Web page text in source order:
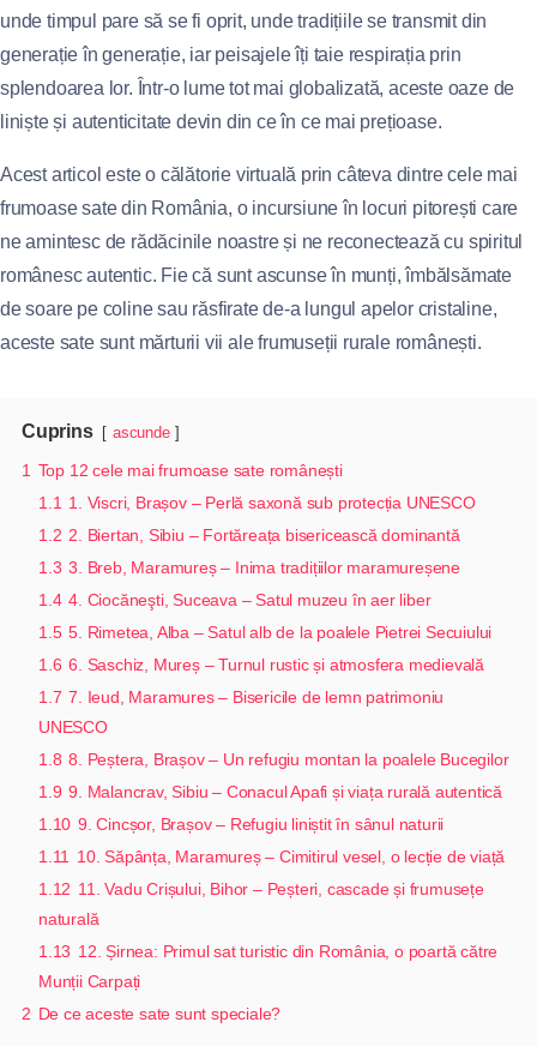
unde timpul pare să se fi oprit, unde tradițiile se transmit din
generație în generație, iar peisajele îți taie respirația prin
splendoarea lor. Într-o lume tot mai globalizată, aceste oaze de
liniște și autenticitate devin din ce în ce mai prețioase.
Acest articol este o călătorie virtuală prin câteva dintre cele mai
frumoase sate din România, o incursiune în locuri pitorești care
ne amintesc de rădăcinile noastre și ne reconectează cu spiritul
românesc autentic. Fie că sunt ascunse în munți, îmbălsămate
de soare pe coline sau răsfirate de-a lungul apelor cristaline,
aceste sate sunt mărturii vii ale frumuseții rurale românești.
Cuprins ascunde
1 Top 12 cele mai frumoase sate românești
1.1 1. Viscri, Brașov – Perlă saxonă sub protecția UNESCO
1.2 2. Biertan, Sibiu – Fortăreața bisericească dominantă
1.3 3. Breb, Maramureș – Inima tradițiilor maramureșene
1.4 4. Ciocăneşti, Suceava – Satul muzeu în aer liber
1.5 5. Rimetea, Alba – Satul alb de la poalele Pietrei Secuiului
1.6 6. Saschiz, Mureș – Turnul rustic și atmosfera medievală
1.7 7. Ieud, Maramures – Bisericile de lemn patrimoniu
UNESCO
1.8 8. Peștera, Brașov – Un refugiu montan la poalele Bucegilor
1.9 9. Malancrav, Sibiu – Conacul Apafi și viața rurală autentică
1.10 9. Cincșor, Brașov – Refugiu liniștit în sânul naturii
1.11
10. Săpânța, Maramureș – Cimitirul vesel, o lecție de viață
1.12 11. Vadu Crișului, Bihor – Peșteri, cascade și frumusețe
naturală
1.13 12. Șirnea: Primul sat turistic din România, o poartă către
Munții Carpați
2 De ce aceste sate sunt speciale?